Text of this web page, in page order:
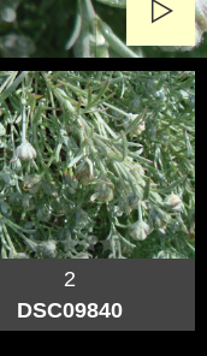
2
DSC09840